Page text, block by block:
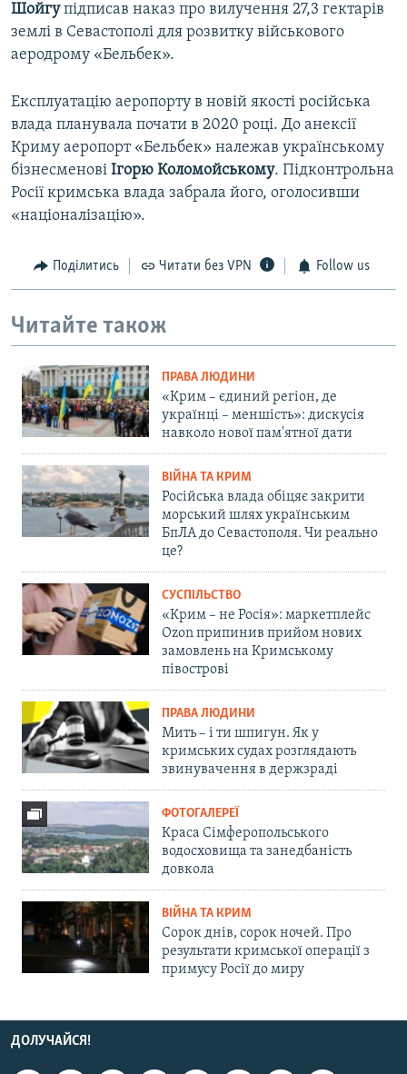
Шойгупідписав наказ про вилучення 27,3 гектарів
землі в Севастополі для розвитку військового
аеродрому «Бельбек».
Експлуатацію аеропорту в новій якості російська
влада планувала почати в 2020 році. До анексії
Криму аеропорт «Бельбек» належав українському
бізнесменові Ігорю Коломойському. Підконтрольна
Росії кримська влада забрала його, оголосивши
«націоналізацію».
Поділитись Читати без VPN Follow us
Читайте також
ПРАВА ЛЮДИНИ
«Крим – єдиний регіон, де
українці – меншість»: дискусія
навколо нової пам'ятної дати
ВІЙНА ТА КРИМ
Російська влада обіцяє закрити
морський шлях українським
БпЛА до Севастополя. Чи реально
це?
СУСПІЛЬСТВО
«Крим – не Росія»: маркетплейс
Ozon припинив прийом нових
замовлень на Кримському
півострові
ПРАВА ЛЮДИНИ
Мить – і ти шпигун. Як у
кримських судах розглядають
звинувачення в держзраді
ФОТОГАЛЕРЕЇ
Краса Сімферопольського
водосховища та занедбаність
довкола
ВІЙНА ТА КРИМ
Сорок днів, сорок ночей. Про
результати кримської операції з
примусу Росії до миру
ДОЛУЧАЙСЯ!